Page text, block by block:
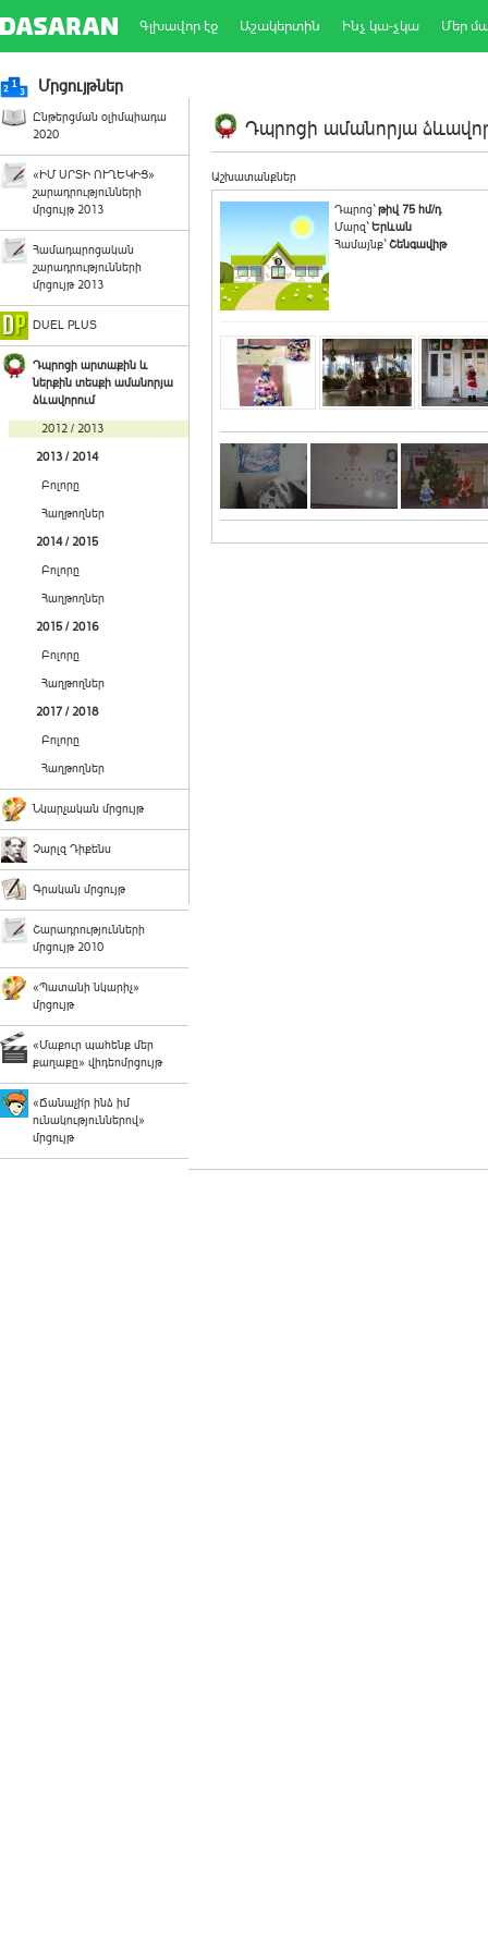
Գլխավոր էջ Աշակերտին Ինչ կա-չկա Մեր
Մրցույթներ
Ընթերցման օլիմպիադա
2020
«ԻՄ ՍՐՏԻ ՈՒՂԵԿԻՑ»
շարադրությունների
մրցույթ 2013
Համադպրոցական
շարադրությունների
մրցույթ 2013
DUEL PLUS
Դպրոցի արտաքին և
ներքին տեսքի ամանորյա
ձևավորում
2012 / 2013
2013 / 2014
Բոլորը
Հաղթողներ
2014 / 2015
Բոլորը
Հաղթողներ
2015 / 2016
Բոլորը
Հաղթողներ
2017 / 2018
Բոլորը
Հաղթողներ
Նկարչական մրցույթ
Չարլզ Դիքենս
Գրական մրցույթ
Շարադրությունների
մրցույթ 2010
«Պատանի նկարիչ»
մրցույթ
«Մաքուր պահենք մեր
քաղաքը» վիդեոմրցույթ
«Ճանաչի՛ր ինձ իմ
ունակություններով»
մրցույթ
Դպրոցի ամանորյա
Աշխատանքներ
Դպրոց`թիվ 75 հմ/դ
Մարզ`Երևան
Համայնք`Շենգավիթ